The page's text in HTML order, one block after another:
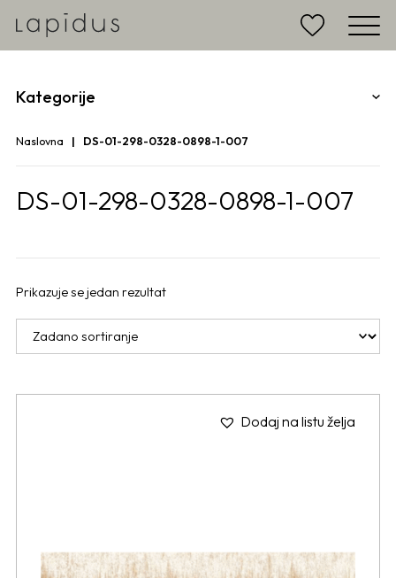
Kategorije
Naslovna DS-01-298-0328-0898-1-007
DS-01-298-0328-0898-1-007
Prikazuje se jedan rezultat
Dodaj na listu želja